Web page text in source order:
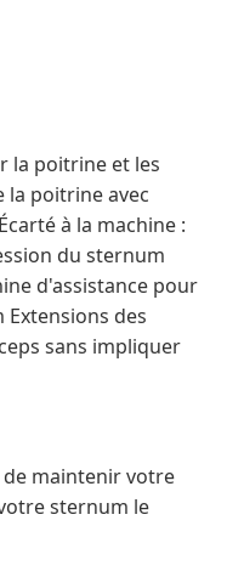
la poitrine et les
la poitrine avec
à la machine :
du sternum
d'assistance pour
des
sans impliquer
maintenir votre
sternum le